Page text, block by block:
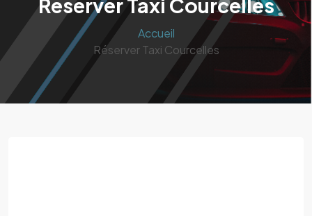
Accueil
Réserver Taxi Courcelles